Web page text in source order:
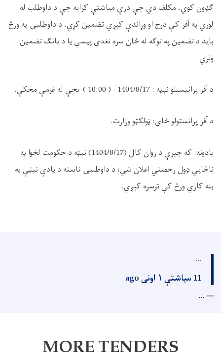
ګډون کوي، مکلف دي چې درې میاشتې کرایه چې د داوطلب له
لوري په آفر کې درج او وړاندې کېږي تضمین کړي. د داوطلبۍ په ورځ
باید د تضمین په توګه له ځان سره نغدې پیسې یا د بانګ تضمین
ولري.
د آفر پرانيستلو نېټه : 1404/8/17 - ( 10:00 ) بجې له غرمې مخکې.
د آفر پرانستولو ځای: ټولګټو وزارت.
يادونه: که چيرې د روان کال (1404/8/17) نېټه د حکومت لخوا په
ناڅاپي ډول رخصتي اعلان شي؛ د داوطلبۍ ناسته د یادې نېټې به
بله کاري ورڅ کې ترسره کېږي.
...
11 میاشتې ۱ اونی ago
...
MORE TENDERS